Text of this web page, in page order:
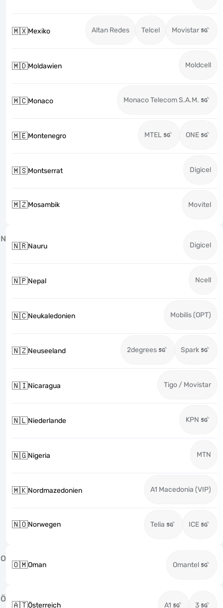
🇲🇽Mexiko Altan Redes Telcel Movistar
🇲🇩Moldawien Moldcell
🇲🇨Monaco Monaco Telecom S.A.M.
🇲🇪Montenegro MTEL ONE
🇲🇸Montserrat Digicel
🇲🇿Mosambik Movitel
N
🇳🇷Nauru Digicel
🇳🇵Nepal Ncell
🇳🇨Neukaledonien Mobilis (OPT)
🇳🇿Neuseeland 2degrees Spark
🇳🇮Nicaragua Tigo / Movistar
🇳🇱Niederlande KPN
🇳🇬Nigeria MTN
🇲🇰Nordmazedonien A1 Macedonia (VIP)
🇳🇴Norwegen Telia ICE
O
🇴🇲Oman Omantel
Ö
🇦🇹Österreich A1 3